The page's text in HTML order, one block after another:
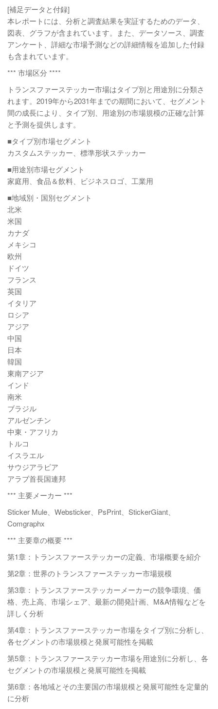
[補足データと付録]
本レポートには、分析と調査結果を実証するためのデータ、
図表、グラフが含まれています。また、データソース、調査
アンケート、詳細な市場予測などの詳細情報を追加した付録
も含まれています。
*** 市場区分 ****
トランスファーステッカー市場はタイプ別と用途別に分類さ
れます。2019年から2031年までの期間において、セグメント
間の成長により、タイプ別、用途別の市場規模の正確な計算
と予測を提供します。
■タイプ別市場セグメント
カスタムステッカー、標準形状ステッカー
■用途別市場セグメント
家庭用、食品＆飲料、ビジネスロゴ、工業用
■地域別・国別セグメント
北米
米国
カナダ
メキシコ
欧州
ドイツ
フランス
英国
イタリア
ロシア
アジア
中国
日本
韓国
東南アジア
インド
南米
ブラジル
アルゼンチン
中東・アフリカ
トルコ
イスラエル
サウジアラビア
アラブ首長国連邦
*** 主要メーカー ***
Sticker Mule、Websticker、PsPrint、StickerGiant、
Comgraphx
*** 主要章の概要 ***
第1章：トランスファーステッカーの定義、市場概要を紹介
第2章：世界のトランスファーステッカー市場規模
第3章：トランスファーステッカーメーカーの競争環境、価
格、売上高、市場シェア、最新の開発計画、M&A情報などを
詳しく分析
第4章：トランスファーステッカー市場をタイプ別に分析し、
各セグメントの市場規模と発展可能性を掲載
第5章：トランスファーステッカー市場を用途別に分析し、各
セグメントの市場規模と発展可能性を掲載
第6章：各地域とその主要国の市場規模と発展可能性を定量的
に分析